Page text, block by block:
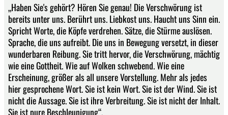
„Haben Sie's gehört? Hören Sie genau! Die Verschwörung ist
bereits unter uns. Berührt uns. Liebkost uns. Haucht uns Sinn ein.
Spricht Worte, die Köpfe verdrehen. Sätze, die Stürme auslösen.
Sprache, die uns aufreibt. Die uns in Bewegung versetzt, in dieser
wunderbaren Reibung. Sie tritt hervor, die Verschwörung, mächtig
wie eine Gottheit. Wie auf Wolken schwebend. Wie eine
Erscheinung, größer als all unsere Vorstellung. Mehr als jedes
hier gesprochene Wort. Sie ist kein Wort. Sie ist der Wind. Sie ist
nicht die Aussage. Sie ist ihre Verbreitung. Sie ist nicht der Inhalt.
Sie ist pure Beschleunigung“.